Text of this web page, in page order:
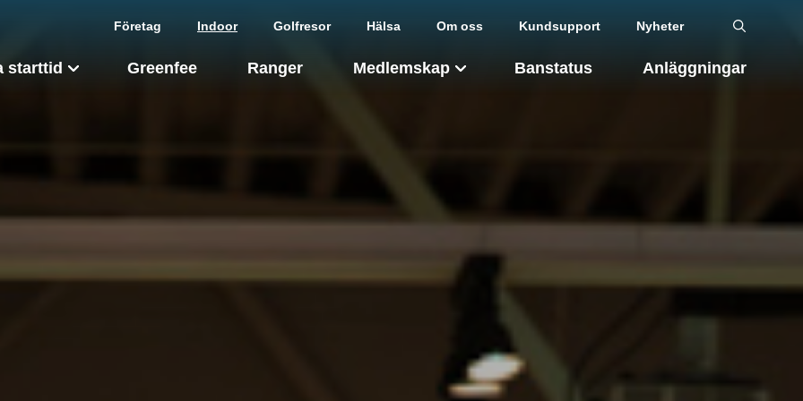
Företag Indoor Golfresor Hälsa Om oss Kundsupport Nyheter
starttid Greenfee Ranger Medlemskap Banstatus Anläggningar